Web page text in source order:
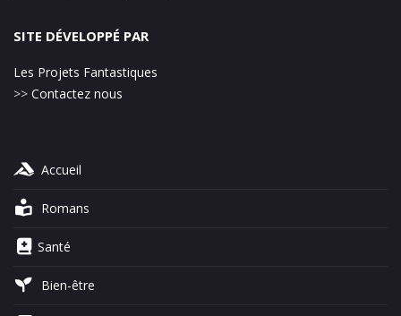
SITE DÉVELOPPÉ PAR
Les Projets Fantastiques
>> Contactez nous
Accueil
Romans
Santé
Bien-être